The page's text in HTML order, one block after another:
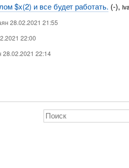
$x(2) и все будет работать. (-),
28.02.2021 21:55
22:00
28.02.2021 22:14